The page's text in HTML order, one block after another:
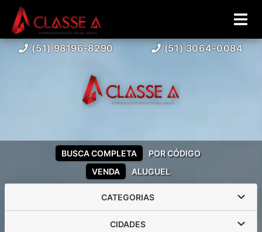
(51) 98196-8290 (51) 3064-0084
VENDA ALUGUEL
BUSCA COMPLETA POR CÓDIGO
CATEGORIAS
CIDADES